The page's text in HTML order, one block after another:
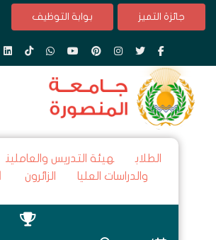
جائزة التميز بوابة التوظيف
الطلاب هيئة التدريس والعاملين
والدراسات العليا
الزائرون